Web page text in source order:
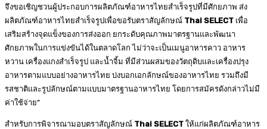
จึงขอเชิญชวนผู้ประกอบการผลิตภัณฑ์อาหารไทยสำเร็จรูปที่มีศักยภาพ ส่ง
ผลิตภัณฑ์อาหารไทยสำเร็จรูปเพื่อขอรับตราสัญลักษณ์ Thai SELECT เพื่อ
เสริมสร้างจุดแข็งของการส่งออก ยกระดับคุณภาพมาตรฐานและพัฒนา
ศักยภาพในการแข่งขันได้ในตลาดโลก ไม่ว่าจะเป็นเมนูอาหารคาว อาหาร
หวาน เครื่องแกงสำเร็จรูป และน้ำจิ้ม ที่มีส่วนผสมของวัตถุดิบและเครื่องปรุง
อาหารตามแบบอย่างอาหารไทย บ่งบอกเอกลักษณ์ของอาหารไทย รวมถึงมี
รสชาติและรูปลักษณ์ตามแบบมาตรฐานอาหารไทย โดยการสมัครดังกล่าวไม่มี
ค่าใช้จ่าย”
สำหรับการพิจารณามอบตราสัญลักษณ์ Thai SELECT ให้แก่ผลิตภัณฑ์อาหาร